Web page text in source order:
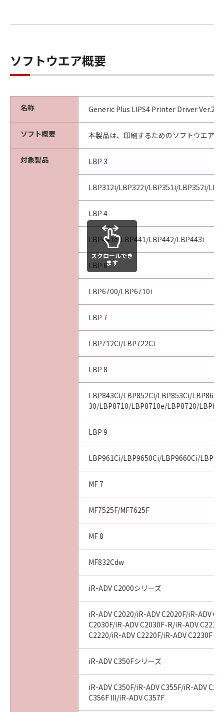
ソフトウエア概要
名称 Generic Plus LIPS4 Printer Driver
ソフト概要 本製品は、印刷するためのソフトウエアで
対象製品 LBP 3
LBP312i/LBP322i/LBP351i/LBP352i/
LBP 4
LBP441e/LBP441/LBP442/LBP443i
LBP 6
LBP6700/LBP6710i
LBP 7
LBP712Ci/LBP722Ci
LBP 8
LBP843Ci/LBP852Ci/LBP853Ci/
30/LBP8710/LBP8710e/LBP8720/
LBP 9
LBP961Ci/LBP9650Ci/LBP9660Ci/
MF 7
MF7525F/MF7625F
MF 8
MF832Cdw
iR-ADV C2000シリーズ
iR-ADV C2020/iR-ADV C2020F/iR-ADV
C2030F/iR-ADV C2030F-R/iR-ADV
C2220/iR-ADV C2220F/iR-ADV C2230F
iR-ADV C350Fシリーズ
iR-ADV C350F/iR-ADV C355F/iR-ADV
C356F III/iR-ADV C357F
スクロールでき
ます